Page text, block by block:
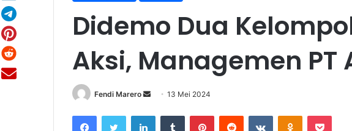
Didemo Dua
Aksi, Managemen PT
Fendi Marero
Send13 Mei 2024
FacebookTwitter LinkedIn Tumblr PinterestReddit VKontakteOdnoklassniki